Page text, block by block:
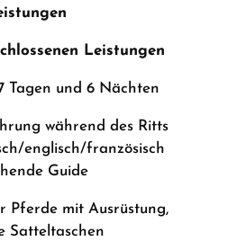
Leistungen
Tagen und 6 Nächten
während des Ritts
englisch/französisch
Guide
Pferde mit Ausrüstung,
Satteltaschen